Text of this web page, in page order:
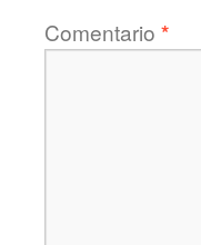
Comentario *